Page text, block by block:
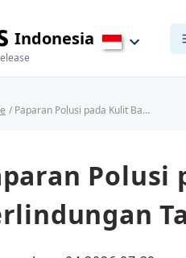
Indonesia
/ Paparan Polusi pada Kulit Bayi: Mengapa Perlindungan Tambahan Itu Penting
Polusi